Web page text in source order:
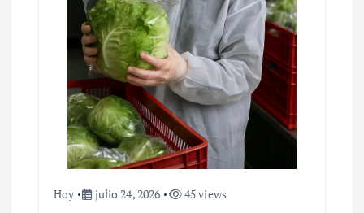
Hoy julio 24, 2026 45 views